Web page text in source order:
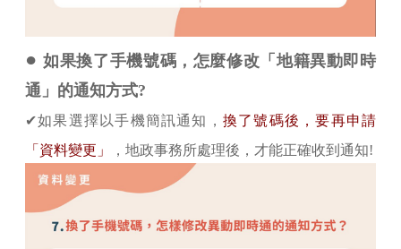
●如果換了手機號碼，怎麼修改「地籍異動即時
通」的通知方式?
✔如果選擇以手機簡訊通知， 換了號碼後，要再申請
「資料變更」
，地政事務所處理後，才能正確收到通知!